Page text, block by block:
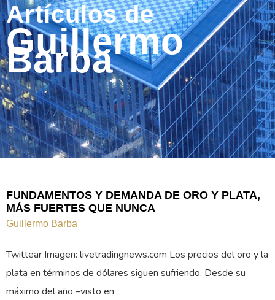
Artículos de
Guillermo
Barba
FUNDAMENTOS Y DEMANDA DE ORO Y PLATA,
MÁS FUERTES QUE NUNCA
Guillermo Barba
Twittear Imagen: livetradingnews.com Los precios del oro y la
plata en términos de dólares siguen sufriendo. Desde su
máximo del año –visto en